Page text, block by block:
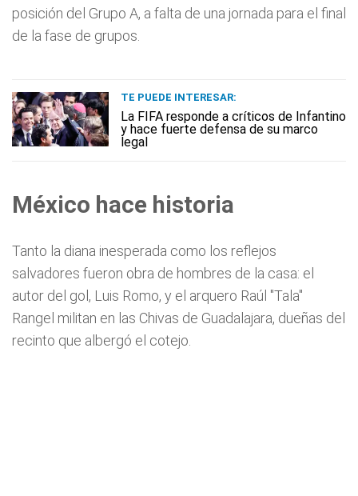
posición del Grupo A, a falta de una jornada para el final
de la fase de grupos.
TE PUEDE INTERESAR:
La FIFA responde a críticos de Infantino
y hace fuerte defensa de su marco
legal
México hace historia
Tanto la diana inesperada como los reflejos
salvadores fueron obra de hombres de la casa: el
autor del gol, Luis Romo, y el arquero Raúl "Tala"
Rangel militan en las Chivas de Guadalajara, dueñas del
recinto que albergó el cotejo.